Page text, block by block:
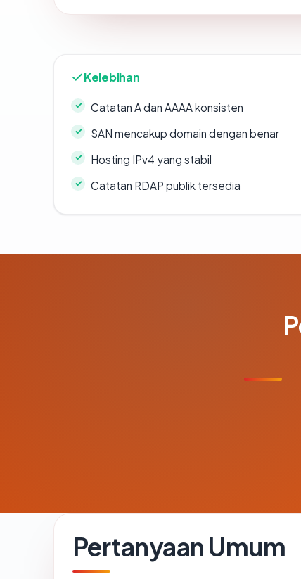
Kelebihan
Catatan A dan AAAA konsisten
SAN mencakup domain dengan benar
Hosting IPv4 yang stabil
Catatan RDAP publik tersedia
Pertanyaan Umum